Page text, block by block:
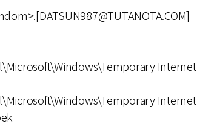
Internet
Internet